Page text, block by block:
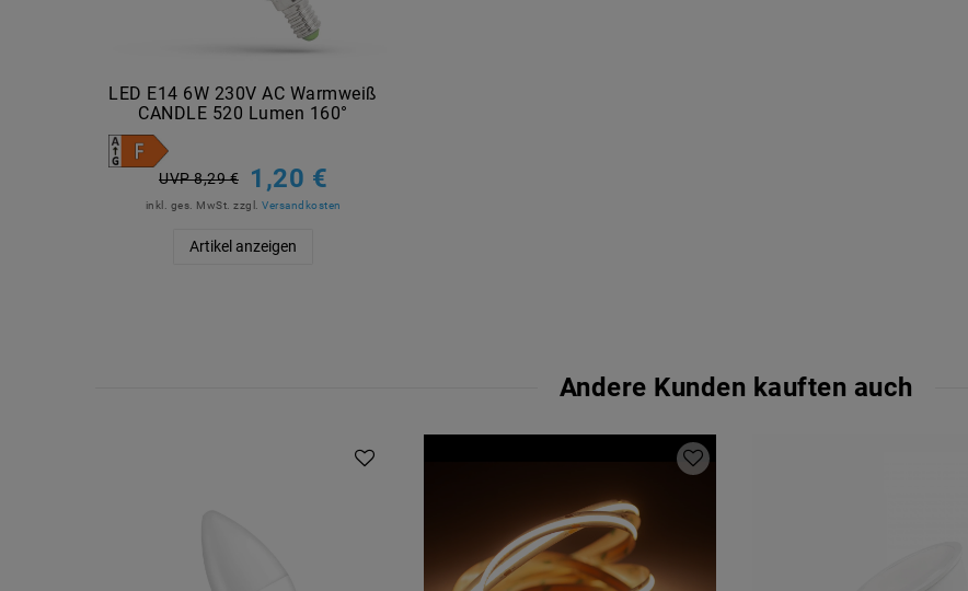
LED E14 6W 230V AC Warmweiß
CANDLE 520 Lumen 160°
UVP 8,29 € 1,20 €
inkl. ges. MwSt. zzgl. Versandkosten
Artikel anzeigen
Andere Kunden kauften auch